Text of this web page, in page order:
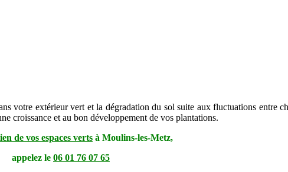
votre extérieur vert et la dégradation du sol suite aux fluctuations entre
croissance et au bon développement de vos plantations.
de vos espaces verts à Moulins-les-Metz,
appelez le 06 01 76 07 65